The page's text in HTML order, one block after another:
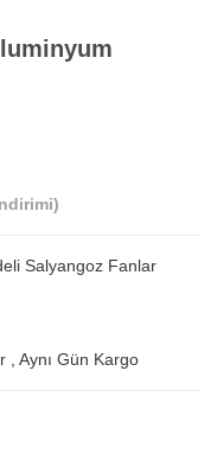
Salyangoz Fanlar
,Aynı Gün Kargo